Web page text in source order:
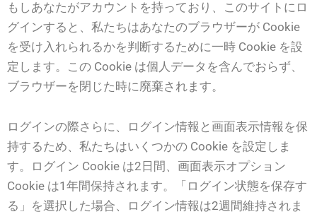
もしあなたがアカウントを持っており、このサイトにロ
グインすると、私たちはあなたのブラウザーが Cookie
を受け入れられるかを判断するために一時 Cookie を設
定します。この Cookie は個人データを含んでおらず、
ブラウザーを閉じた時に廃棄されます。
ログインの際さらに、ログイン情報と画面表示情報を保
持するため、私たちはいくつかの Cookie を設定しま
す。ログイン Cookie は2日間、画面表示オプション
Cookie は1年間保持されます。「ログイン状態を保存す
る」を選択した場合、ログイン情報は2週間維持されま